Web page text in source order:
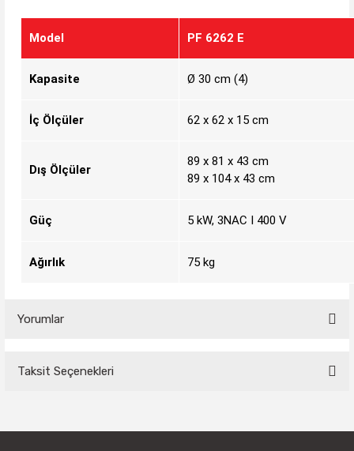
Model PF 6262 E
Kapasite Ø 30 cm (4)
İç Ölçüler 62 x 62 x 15 cm
Dış Ölçüler
89 x 81 x 43 cm
89 x 104 x 43 cm
Güç 5 kW, 3NAC I 400 V
Ağırlık 75 kg
Yorumlar
Yorum Yaz
Taksit Seçenekleri